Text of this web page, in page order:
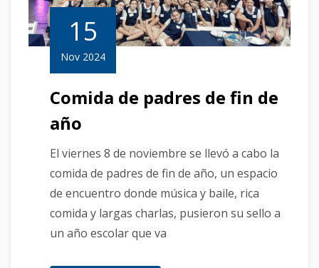
15
Nov 2024
Comida de padres de fin de
año
El viernes 8 de noviembre se llevó a cabo la
comida de padres de fin de año, un espacio
de encuentro donde música y baile, rica
comida y largas charlas, pusieron su sello a
un año escolar que va